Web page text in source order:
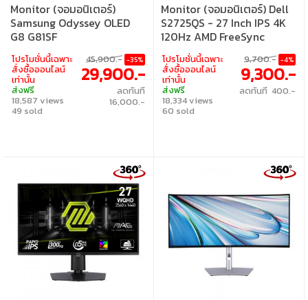
Monitor (จอมอนิเตอร์)
Samsung Odyssey OLED
G8 G81SF
LS32FG812SEXXT - 32 Inch
OLED 4K 240Hz AMD
FreeSync Premium Pro
โปรโมชั่นนี้เฉพาะ
สั่งซื้อออนไลน์
เท่านั้น
ส่งฟรี
18,587 views
49 sold
45,900.- -35%
29,900.-
ลดทันที
16,000.-
Monitor (จอมอนิเตอร์) Dell
S2725QS - 27 Inch IPS 4K
120Hz AMD FreeSync
Premium
โปรโมชั่นนี้เฉพาะ
สั่งซื้อออนไลน์
เท่านั้น
ส่งฟรี
18,334 views
60 sold
9,700.- -4%
9,300.-
ลดทันที 400.-